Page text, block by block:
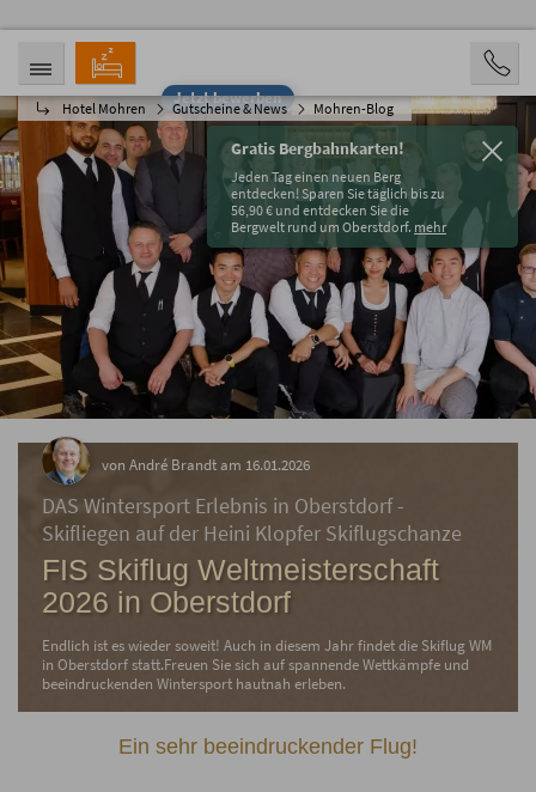
Jetzt bewerben
Hotel Mohren Gutscheine & News Mohren-Blog
Gratis Bergbahnkarten!
Jeden Tag einen neuen Berg
entdecken! Sparen Sie täglich bis zu
56,90 € und entdecken Sie die
Bergwelt rund um Oberstdorf. mehr
ANREISE
07.08.2026
ABREISE
12.08.2026
PERSONEN
2 Personen
BUCHEN
von André Brandt am 16.01.2026
DAS Wintersport Erlebnis in Oberstdorf -
Skifliegen auf der Heini Klopfer Skiflugschanze
FIS Skiflug Weltmeisterschaft
2026 in Oberstdorf
Endlich ist es wieder soweit! Auch in diesem Jahr findet die Skiflug WM
in Oberstdorf statt.Freuen Sie sich auf spannende Wettkämpfe und
beeindruckenden Wintersport hautnah erleben.
Ein sehr beeindruckender Flug!